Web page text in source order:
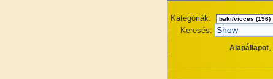
Kategóriák:
Keresés:
Alapállapot,